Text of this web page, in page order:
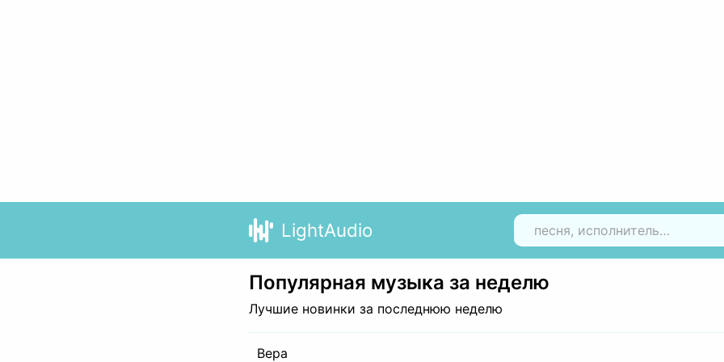
LightAudio
Популярная музыка за неделю
Лучшие новинки за последнюю неделю
Вера